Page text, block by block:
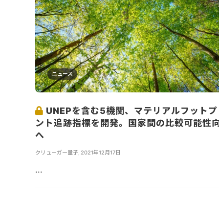
ニュース
UNEPを含む5機関、マテリアルフット
ント追跡指標を開発。国家間の比較可能性
へ
クリューガー量子 2021年12月17日
...